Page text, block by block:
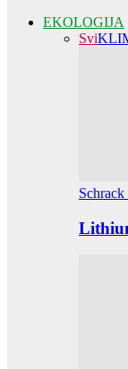
EKOLOGIJA
Svi